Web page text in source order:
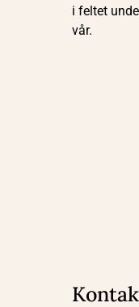
i feltet
vår.